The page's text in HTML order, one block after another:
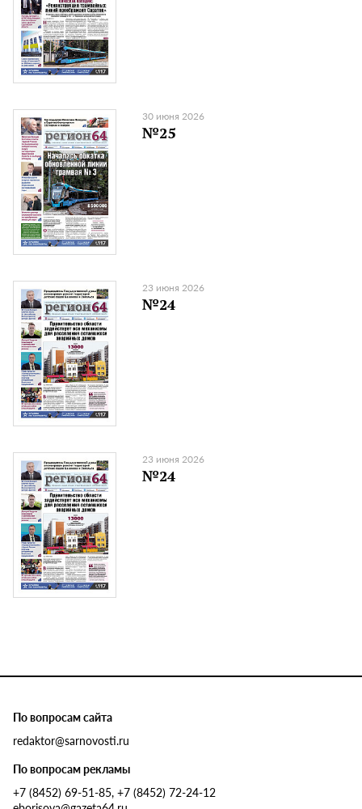
30 июня 2026
№25
23 июня 2026
№24
23 июня 2026
№24
По вопросам сайта
redaktor@sarnovosti.ru
По вопросам рекламы
+7 (8452) 69-51-85, +7 (8452) 72-24-12